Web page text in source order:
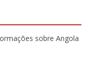
sobre Angola